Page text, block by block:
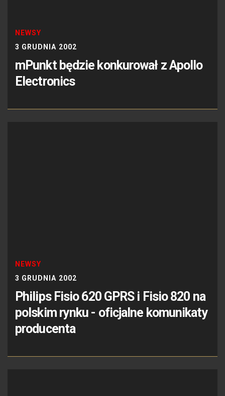
NEWSY
3 GRUDNIA 2002
mPunkt będzie konkurował z Apollo
Electronics
NEWSY
3 GRUDNIA 2002
Philips Fisio 620 GPRS i Fisio 820 na
polskim rynku - oficjalne komunikaty
producenta